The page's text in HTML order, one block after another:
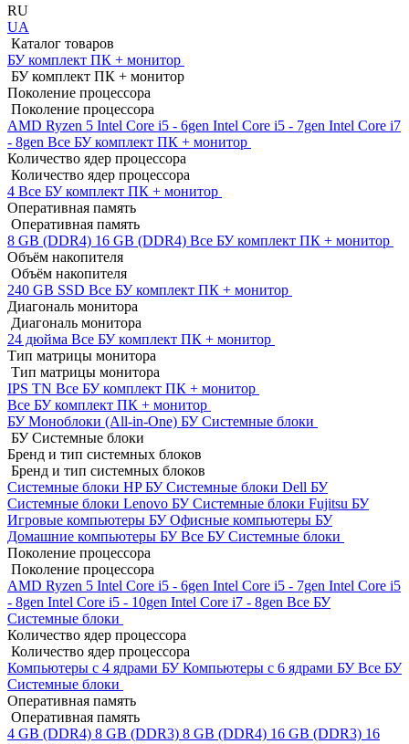
RU
UA
Каталог товаров
БУ комплект ПК + монитор
БУ комплект ПК + монитор
Поколение процессора
Поколение процессора
AMD Ryzen 5 Intel Core i5 - 6gen Intel Core i5 - 7gen Intel Core i7
- 8gen Все БУ комплект ПК + монитор
Количество ядер процессора
Количество ядер процессора
4 Все БУ комплект ПК + монитор
Оперативная память
Оперативная память
8 GB (DDR4) 16 GB (DDR4) Все БУ комплект ПК + монитор
Объём накопителя
Объём накопителя
240 GB SSD Все БУ комплект ПК + монитор
Диагональ монитора
Диагональ монитора
24 дюйма Все БУ комплект ПК + монитор
Тип матрицы монитора
Тип матрицы монитора
IPS TN Все БУ комплект ПК + монитор
Все БУ комплект ПК + монитор
БУ Моноблоки (All-in-One) БУ Системные блоки
БУ Системные блоки
Бренд и тип системных блоков
Бренд и тип системных блоков
Системные блоки HP БУСистемные блоки Dell БУ
Системные блоки Lenovo БУСистемные блоки Fujitsu БУ
Игровые компьютеры БУОфисные компьютеры БУ
Домашние компьютеры БУВсе БУ Системные блоки
Поколение процессора
Поколение процессора
AMD Ryzen 5 Intel Core i5 - 6gen Intel Core i5 - 7gen Intel Core i5
- 8gen Intel Core i5 - 10gen Intel Core i7 - 8gen Все БУ
Системные блоки
Количество ядер процессора
Количество ядер процессора
Компьютеры с 4 ядрами БУКомпьютеры с 6 ядрами БУВсе БУ
Системные блоки
Оперативная память
Оперативная память
4 GB (DDR4) 8 GB (DDR3) 8 GB (DDR4) 16 GB (DDR3) 16